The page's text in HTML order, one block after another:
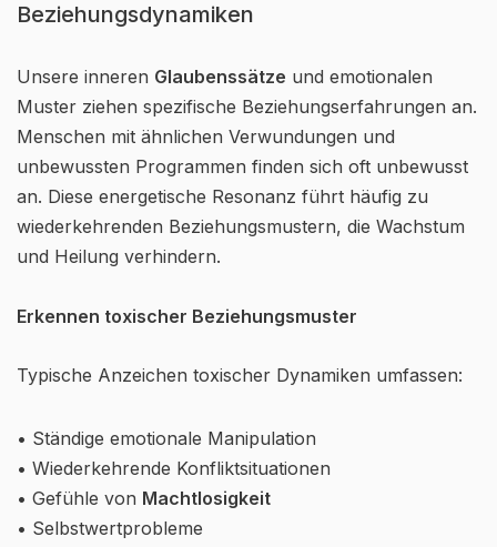
Beziehungsdynamiken
Unsere inneren Glaubenssätze und emotionalen
Muster ziehen spezifische Beziehungserfahrungen an.
Menschen mit ähnlichen Verwundungen und
unbewussten Programmen finden sich oft unbewusst
an. Diese energetische Resonanz führt häufig zu
wiederkehrenden Beziehungsmustern, die Wachstum
und Heilung verhindern.
Erkennen toxischer Beziehungsmuster
Typische Anzeichen toxischer Dynamiken umfassen:
• Ständige emotionale Manipulation
• Wiederkehrende Konfliktsituationen
• Gefühle von Machtlosigkeit
• Selbstwertprobleme